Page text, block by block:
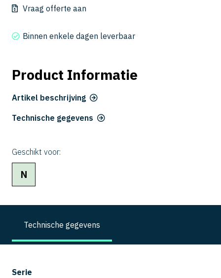
01-
aantal
Vraag offerte aan
Binnen enkele dagen leverbaar
Product Informatie
Artikel beschrijving
Technische gegevens
Geschikt voor:
N
Technische gegevens
Serie